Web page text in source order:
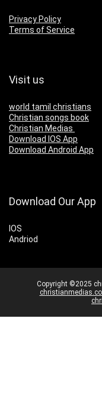
Privacy Policy
Terms of Service
Visit us
world tamil christians
Christian songs book
Christian Medias
Download IOS App
Download Android App
Download Our App
IOS
Andriod
Copyright ©2025